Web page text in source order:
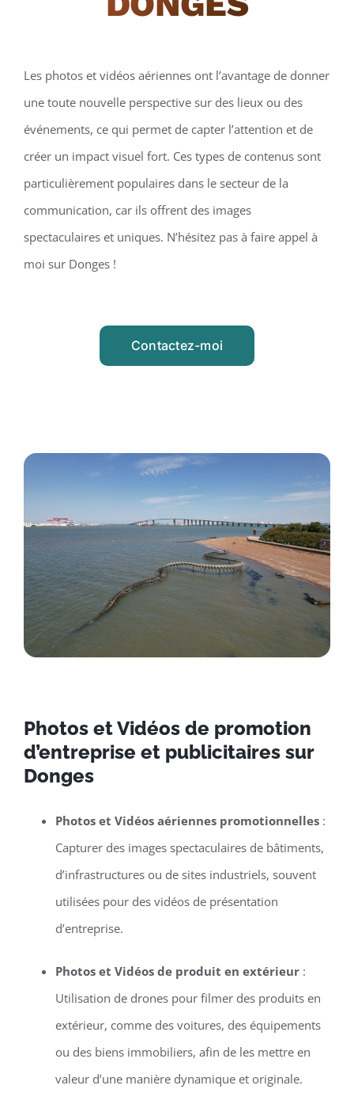
Les photos et vidéos aériennes ont l’avantage de donner
une toute nouvelle perspective sur des lieux ou des
événements, ce qui permet de capter l’attention et de
créer un impact visuel fort. Ces types de contenus sont
particulièrement populaires dans le secteur de la
communication, car ils offrent des images
spectaculaires et uniques. N’hésitez pas à faire appel à
moi sur Donges !
Contactez-moi
Photos et Vidéos de promotion
d’entreprise et publicitaires sur
Donges
Photos et Vidéos aériennes promotionnelles:
Capturer des images spectaculaires de bâtiments,
d’infrastructures ou de sites industriels, souvent
utilisées pour des vidéos de présentation
d’entreprise.
Photos et Vidéos de produit en extérieur:
Utilisation de drones pour filmer des produits en
extérieur, comme des voitures, des équipements
ou des biens immobiliers, afin de les mettre en
valeur d’une manière dynamique et originale.